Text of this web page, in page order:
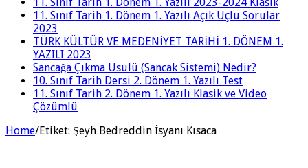
11. Sınıf Tarih 1. Dönem 1. Yazılı Açık Uçlu Sorular
2023
TÜRK KÜLTÜR VE MEDENİYET TARİHİ 1. DÖNEM 1.
YAZILI 2023
Sancağa Çıkma Usulü (Sancak Sistemi) Nedir?
10. Sınıf Tarih Dersi 2. Dönem 1. Yazılı Test
11. Sınıf Tarih 2. Dönem 1. Yazılı Klasik ve Video
Çözümlü
Home/Etiket: Şeyh Bedreddin İsyanı Kısaca